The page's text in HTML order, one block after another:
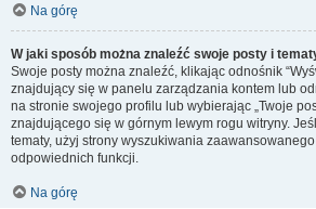
Na górę
W jaki sposób można znaleźć swoje posty i
Swoje posty można znaleźć, klikając odnośnik
znajdujący się w panelu zarządzania kontem lub
na stronie swojego profilu lub wybierając „Twoje
znajdującego się w górnym lewym rogu witryny.
tematy, użyj strony wyszukiwania
odpowiednich funkcji.
Na górę